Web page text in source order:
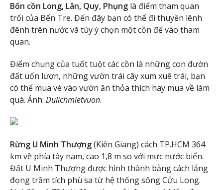
Bốn cồn Long, Lân, Quy, Phụng là điểm tham quan
trổi của Bến Tre. Đến đây bạn có thể đi thuyền lênh
đênh trên nước và tùy ý chọn một cồn để vào tham
quan.
Điểm chung của tuốt tuột các cồn là những con đườn
đất uốn lượn, những vườn trái cây xum xuê trái, bạn
có thể mua vé vào vườn ăn thỏa thích hay mua về làm
quà. Ảnh: Dulichmietvuon.
Rừng U Minh Thượng(Kiên Giang) cách TP.HCM 364
km về phía tây nam, cao 1,8 m so với mực nước biển.
Đất U Minh Thượng được hình thành bằng cách lắng
đọng trầm tích phù sa từ hệ thống sông Cửu Long.